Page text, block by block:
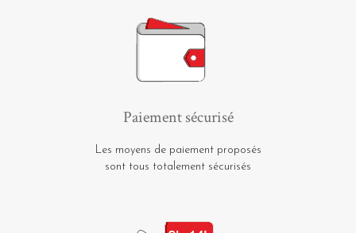
Paiement sécurisé
Les moyens de paiement proposés
sont tous totalement sécurisés